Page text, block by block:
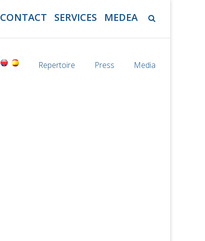
CONTACT SERVICES MEDEA
Repertoire Press Media